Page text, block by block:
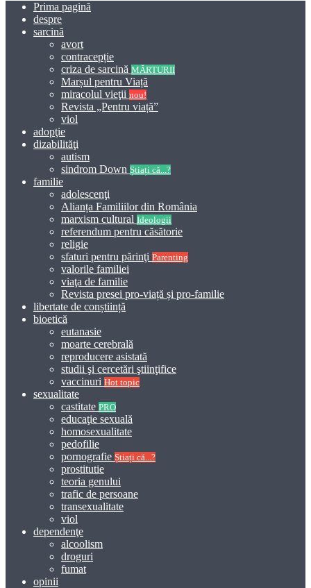
Prima pagină
despre
sarcină
avort
contracepție
criza de sarcină MĂRTURII
Marșul pentru Viață
miracolul vieţii nou!
Revista „Pentru viață”
viol
adopţie
dizabilităţi
autism
sindrom Down Știați că...?
familie
adolescenţi
Alianța Familiilor din România
marxism cultural Ideologii
referendum pentru căsătorie
religie
sfaturi pentru părinţi Parenting
valorile familiei
viaţa de familie
Revista presei pro-viață și pro-familie
libertate de conștiință
bioetică
eutanasie
moarte cerebrală
reproducere asistată
studii şi cercetări ştiinţifice
vaccinuri Hot topic
sexualitate
castitate PRO
educaţie sexuală
homosexualitate
pedofilie
pornografie Știați că...?
prostitutie
teoria genului
trafic de persoane
transexualitate
viol
dependenţe
alcoolism
droguri
fumat
opinii